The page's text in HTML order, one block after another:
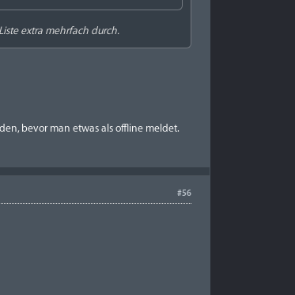
extra mehrfach durch.
bevor man etwas als offline meldet.
#56